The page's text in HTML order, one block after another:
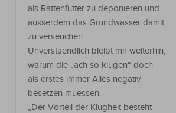
als Rattenfutter zu deponieren und
ausserdem das Grundwasser damit
zu verseuchen.
Unverstaendlich bleibt mir weiterhin,
warum die „ach so klugen“ doch
als erstes immer Alles negativ
besetzen muessen.
„Der Vorteil der Klugheit besteht